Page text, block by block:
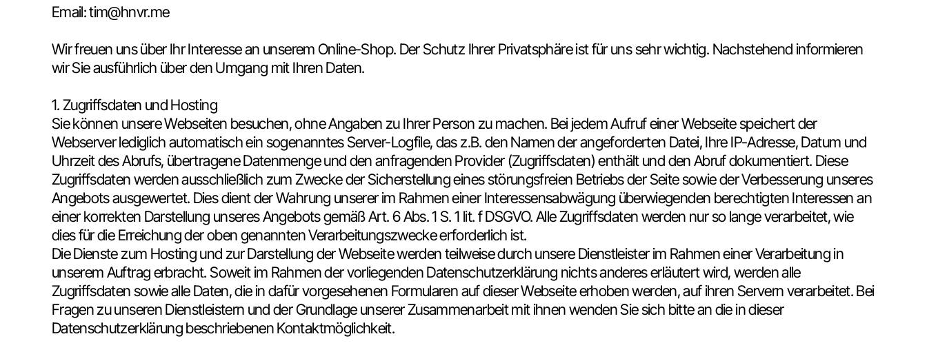
Email: tim@hnvr.me
Wir freuen uns über Ihr Interesse an unserem Online-Shop. Der Schutz Ihrer Privatsphäre ist für uns sehr wichtig. Nachstehend informieren
wir Sie ausführlich über den Umgang mit Ihren Daten.
1. Zugriffsdaten und Hosting
Sie können unsere Webseiten besuchen, ohne Angaben zu Ihrer Person zu machen. Bei jedem Aufruf einer Webseite speichert der
Webserver lediglich automatisch ein sogenanntes Server-Logfile, das z.B. den Namen der angeforderten Datei, Ihre IP-Adresse, Datum und
Uhrzeit des Abrufs, übertragene Datenmenge und den anfragenden Provider (Zugriffsdaten) enthält und den Abruf dokumentiert. Diese
Zugriffsdaten werden ausschließlich zum Zwecke der Sicherstellung eines störungsfreien Betriebs der Seite sowie der Verbesserung unseres
Angebots ausgewertet. Dies dient der Wahrung unserer im Rahmen einer Interessensabwägung überwiegenden berechtigten Interessen an
einer korrekten Darstellung unseres Angebots gemäß Art. 6 Abs. 1 S. 1 lit. f DSGVO. Alle Zugriffsdaten werden nur so lange verarbeitet, wie
dies für die Erreichung der oben genannten Verarbeitungszwecke erforderlich ist.
Die Dienste zum Hosting und zur Darstellung der Webseite werden teilweise durch unsere Dienstleister im Rahmen einer Verarbeitung in
unserem Auftrag erbracht. Soweit im Rahmen der vorliegenden Datenschutzerklärung nichts anderes erläutert wird, werden alle
Zugriffsdaten sowie alle Daten, die in dafür vorgesehenen Formularen auf dieser Webseite erhoben werden, auf ihren Servern verarbeitet. Bei
Fragen zu unseren Dienstleistern und der Grundlage unserer Zusammenarbeit mit ihnen wenden Sie sich bitte an die in dieser
Datenschutzerklärung beschriebenen Kontaktmöglichkeit.